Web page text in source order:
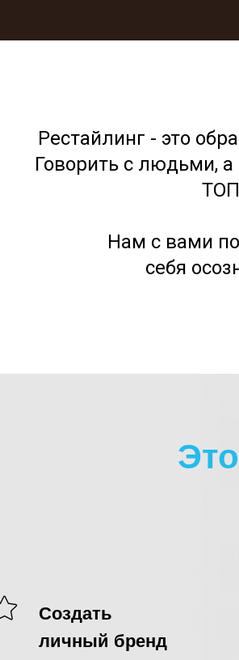
Рестайлинг - это
Говорить с людьми,
Нам с вами
себя
Создать
личный бренд